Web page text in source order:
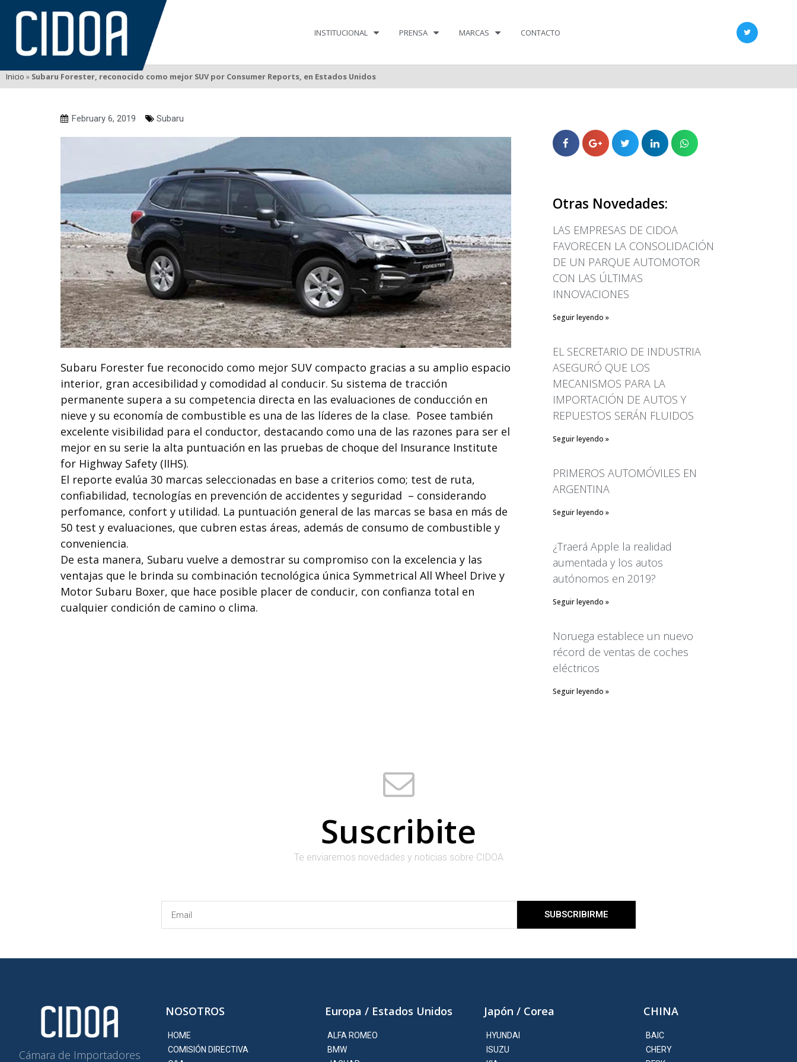
LAS EMPRESAS DE CIDOA
EL SECRETARIO DE
INDUSTRIA ASEGURÓ QUE
LOS MECANISMOS PARA LA
IMPORTACIÓN DE AUTOS Y
Noruega establece un nuevo
January 2020
Hyundai
Isuzu
INSTITUCIONAL PRENSA MARCAS CONTACTO
Inicio » Subaru Forester, reconocido como mejor SUV por Consumer Reports, en Estados Unidos
February 6, 2019 Subaru
Subaru Forester fue reconocido como mejor SUV compacto gracias a su amplio espacio
interior, gran accesibilidad y comodidad al conducir. Su sistema de tracción
permanente supera a su competencia directa en las evaluaciones de conducción en
nieve y su economía de combustible es una de las líderes de la clase. Posee también
excelente visibilidad para el conductor, destacando como una de las razones para ser el
mejor en su serie la alta puntuación en las pruebas de choque del Insurance Institute
for Highway Safety (IIHS).
El reporte evalúa 30 marcas seleccionadas en base a criterios como; test de ruta,
confiabilidad, tecnologías en prevención de accidentes y seguridad – considerando
perfomance, confort y utilidad. La puntuación general de las marcas se basa en más de
50 test y evaluaciones, que cubren estas áreas, además de consumo de combustible y
conveniencia.
De esta manera, Subaru vuelve a demostrar su compromiso con la excelencia y las
ventajas que le brinda su combinación tecnológica única Symmetrical All Wheel Drive y
Motor Subaru Boxer, que hace posible placer de conducir, con confianza total en
cualquier condición de camino o clima.
Otras Novedades:
LAS EMPRESAS DE CIDOA
FAVORECEN LA CONSOLIDACIÓN
DE UN PARQUE AUTOMOTOR
CON LAS ÚLTIMAS
INNOVACIONES
Seguir leyendo »
EL SECRETARIO DE INDUSTRIA
ASEGURÓ QUE LOS
MECANISMOS PARA LA
IMPORTACIÓN DE AUTOS Y
REPUESTOS SERÁN FLUIDOS
Seguir leyendo »
PRIMEROS AUTOMÓVILES EN
ARGENTINA
Seguir leyendo »
¿Traerá Apple la realidad
aumentada y los autos
autónomos en 2019?
Seguir leyendo »
Noruega establece un nuevo
récord de ventas de coches
eléctricos
Seguir leyendo »
Suscribite
Te enviaremos novedades y noticias sobre CIDOA
SUBSCRIBIRME
Cámara de Importadores
NOSOTROS
HOME
COMISIÓN DIRECTIVA
Europa / Estados Unidos
ALFA ROMEO
BMW
Japón / Corea
HYUNDAI
ISUZU
CHINA
BAIC
CHERY